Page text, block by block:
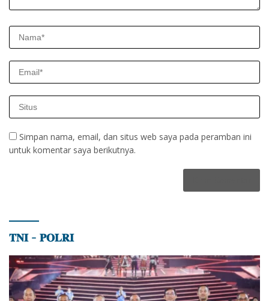
Simpan nama, email, dan situs web saya pada peramban ini
untuk komentar saya berikutnya.
𝐓𝐍𝐈 – 𝐏𝐎𝐋𝐑𝐈